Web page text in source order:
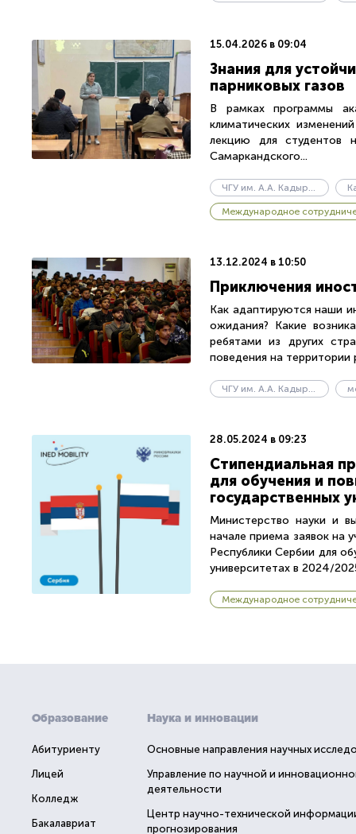
15.04.2026 в 09:04
Знания для
парниковых газов
В рамках программы
климатических
лекцию для студентов
Самаркандского...
ЧГУ им. А.А. Кадырова
Международное
13.12.2024 в 10:50
Приключения
Как адаптируются наши
ожидания? Какие
ребятами из других
поведения на территории
ЧГУ им. А.А. Кадырова
28.05.2024 в 09:23
Стипендиальная
для обучения и
государственных
Министерство науки и
начале приема заявок на
Республики Сербии для
университетах в 2024/
Международное
Образование
Абитуриенту
Лицей
Колледж
Бакалавриат
Наука и инновации
Основные направления научных
Управление по научной и
деятельности
Центр научно-технической
прогнозирования